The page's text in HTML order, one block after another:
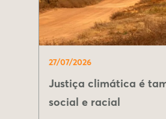
27/07/2026
Justiça climática é
social e racial